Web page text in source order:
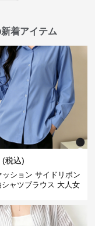
着アイテム
(税込)
ッション サイドリボン
ャツブラウス 大人女